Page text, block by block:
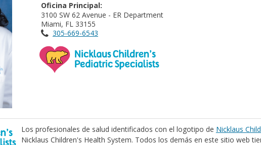
Oficina Principal:
3100 SW 62 Avenue - ER Department
Miami, FL 33155
305-669-6543
Los profesionales de salud identificados con el logotipo de Nicklaus
Nicklaus Children's Health System. Todos los demás en este sitio web